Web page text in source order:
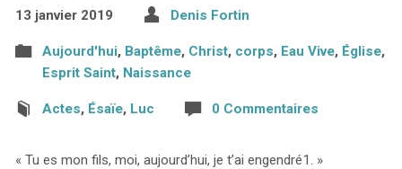
13 janvier 2019 Denis Fortin
Aujourd'hui, Baptême, Christ, corps, Eau Vive, Église,
Esprit Saint, Naissance
Actes, Ésaïe, Luc 0 Commentaires
« Tu es mon fils, moi, aujourd’hui, je t’ai engendré1. »